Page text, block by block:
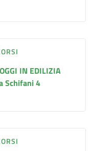
IN EDILIZIA
Schifani 4